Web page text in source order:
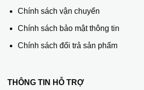
Chính sách vận chuyển
Chính sách bảo mật thông tin
Chính sách đổi trả sản phẩm
THÔNG TIN HỖ TRỢ